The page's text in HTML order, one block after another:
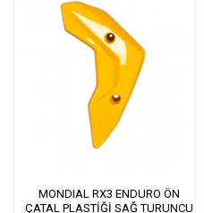
MONDIAL RX3 ENDURO ÖN
ÇATAL PLASTİĞİ SAĞ TURUNCU